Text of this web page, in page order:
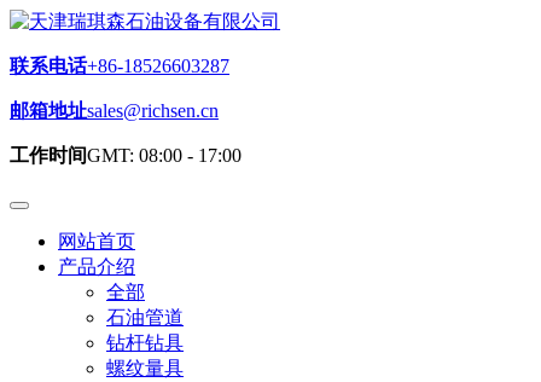
联系电话+86-18526603287
邮箱地址sales@richsen.cn
工作时间GMT: 08:00 - 17:00
网站首页
产品介绍
全部
石油管道
钻杆钻具
螺纹量具